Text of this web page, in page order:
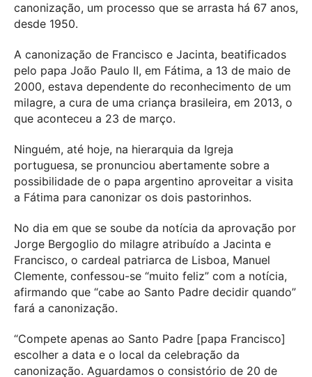
canonização, um processo que se arrasta há 67 anos,
desde 1950.
A canonização de Francisco e Jacinta, beatificados
pelo papa João Paulo II, em Fátima, a 13 de maio de
2000, estava dependente do reconhecimento de um
milagre, a cura de uma criança brasileira, em 2013, o
que aconteceu a 23 de março.
Ninguém, até hoje, na hierarquia da Igreja
portuguesa, se pronunciou abertamente sobre a
possibilidade de o papa argentino aproveitar a visita
a Fátima para canonizar os dois pastorinhos.
No dia em que se soube da notícia da aprovação por
Jorge Bergoglio do milagre atribuído a Jacinta e
Francisco, o cardeal patriarca de Lisboa, Manuel
Clemente, confessou-se “muito feliz” com a notícia,
afirmando que “cabe ao Santo Padre decidir quando”
fará a canonização.
“Compete apenas ao Santo Padre [papa Francisco]
escolher a data e o local da celebração da
canonização. Aguardamos o consistório de 20 de